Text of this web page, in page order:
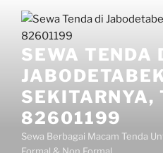
Lompat
konten
SEWA TENDA
SEKITARNYA,
82601199
Sewa Berbagai Macam Tenda